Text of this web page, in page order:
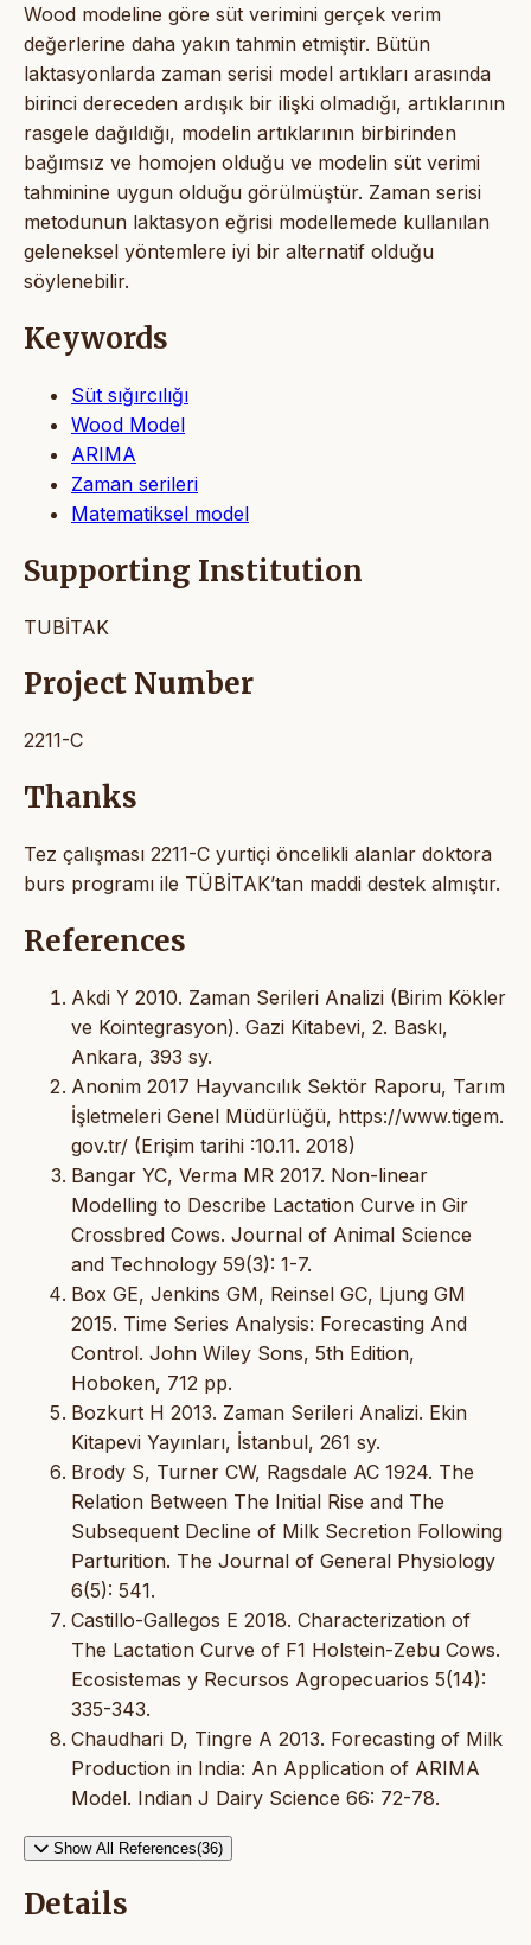
Wood modeline göre süt verimini gerçek verim
değerlerine daha yakın tahmin etmiştir. Bütün
laktasyonlarda zaman serisi model artıkları arasında
birinci dereceden ardışık bir ilişki olmadığı, artıklarının
rasgele dağıldığı, modelin artıklarının birbirinden
bağımsız ve homojen olduğu ve modelin süt verimi
tahminine uygun olduğu görülmüştür. Zaman serisi
metodunun laktasyon eğrisi modellemede kullanılan
geleneksel yöntemlere iyi bir alternatif olduğu
söylenebilir.
Keywords
Süt sığırcılığı
Wood Model
ARIMA
Zaman serileri
Matematiksel model
Supporting Institution
TUBİTAK
Project Number
2211-C
Thanks
Tez çalışması 2211-C yurtiçi öncelikli alanlar doktora
burs programı ile TÜBİTAK’tan maddi destek almıştır.
References
Akdi Y 2010. Zaman Serileri Analizi (Birim Kökler
ve Kointegrasyon). Gazi Kitabevi, 2. Baskı,
Ankara, 393 sy.
Anonim 2017 Hayvancılık Sektör Raporu, Tarım
İşletmeleri Genel Müdürlüğü, https://www.tigem.
gov.tr/ (Erişim tarihi :10.11. 2018)
Bangar YC, Verma MR 2017. Non-linear
Modelling to Describe Lactation Curve in Gir
Crossbred Cows. Journal of Animal Science
and Technology 59(3): 1-7.
Box GE, Jenkins GM, Reinsel GC, Ljung GM
2015. Time Series Analysis: Forecasting And
Control. John Wiley Sons, 5th Edition,
Hoboken, 712 pp.
Bozkurt H 2013. Zaman Serileri Analizi. Ekin
Kitapevi Yayınları, İstanbul, 261 sy.
Brody S, Turner CW, Ragsdale AC 1924. The
Relation Between The Initial Rise and The
Subsequent Decline of Milk Secretion Following
Parturition. The Journal of General Physiology
6(5): 541.
Castillo-Gallegos E 2018. Characterization of
The Lactation Curve of F1 Holstein-Zebu Cows.
Ecosistemas y Recursos Agropecuarios 5(14):
335-343.
Chaudhari D, Tingre A 2013. Forecasting of Milk
Production in India: An Application of ARIMA
Model. Indian J Dairy Science 66: 72-78.
Show All References(36)
Details